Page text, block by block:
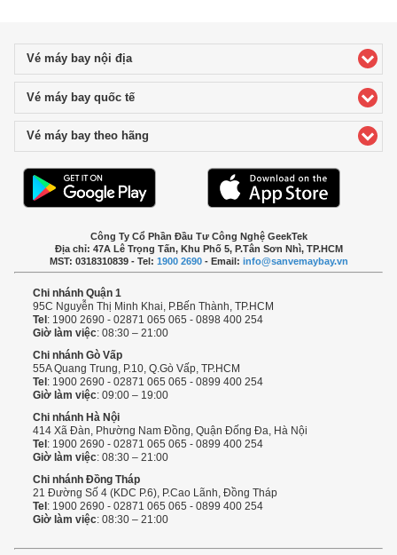
Vé máy bay nội địaclick to expand contents
Vé máy bay quốc tếclick to expand contents
Vé máy bay theo hãng
Công Ty Cổ Phần Đầu Tư Công Nghệ GeekTek
Địa chỉ: 47A Lê Trọng Tấn, Khu Phố 5, P.Tân Sơn Nhì, TP.HCM
MST: 0318310839 - Tel: 1900 2690- Email: info@sanvemaybay.vn
Chi nhánh Quận 1
95C Nguyễn Thị Minh Khai, P.Bến Thành, TP.HCM
Tel: 1900 2690 - 02871 065 065 - 0898 400 254
Giờ làm việc: 08:30 – 21:00
Chi nhánh Gò Vấp
55A Quang Trung, P.10, Q.Gò Vấp, TP.HCM
Tel: 1900 2690 - 02871 065 065 - 0899 400 254
Giờ làm việc: 09:00 – 19:00
Chi nhánh Hà Nội
414 Xã Đàn, Phường Nam Đồng, Quận Đống Đa, Hà Nội
Tel: 1900 2690 - 02871 065 065 - 0899 400 254
Giờ làm việc: 08:30 – 21:00
Chi nhánh Đồng Tháp
21 Đường Số 4 (KDC P.6), P.Cao Lãnh, Đồng Tháp
Tel: 1900 2690 - 02871 065 065 - 0899 400 254
Giờ làm việc: 08:30 – 21:00